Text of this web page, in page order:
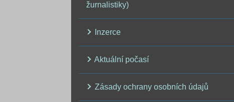
žurnalistiky)
Inzerce
Aktuální počasí
Zásady ochrany osobních údajů